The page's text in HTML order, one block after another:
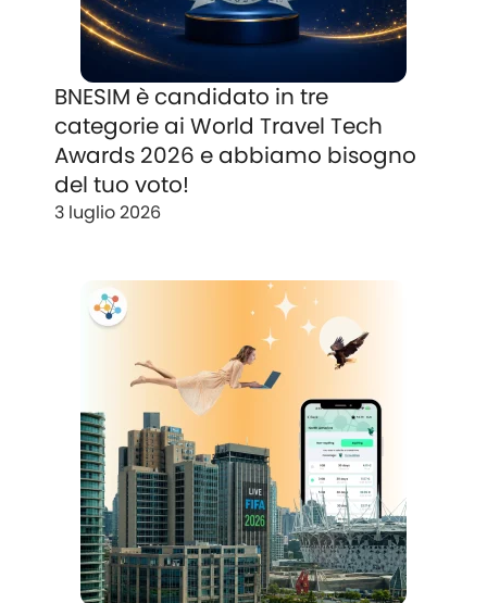
BNESIM è candidato in tre
categorie ai World Travel Tech
Awards 2026 e abbiamo bisogno
del tuo voto!
3 luglio 2026